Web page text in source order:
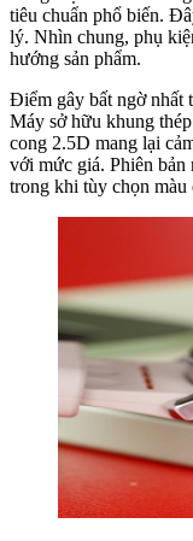
tiêu chuẩn phổ biến.
lý. Nhìn chung, phụ
hướng sản phẩm.
Điểm gây bất ngờ nhất
Máy sở hữu khung
cong 2.5D mang lại
với mức giá. Phiên bản
trong khi tùy chọn màu